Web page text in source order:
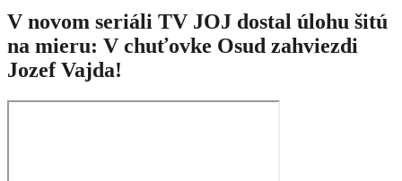
V novom seriáli TV JOJ dostal úlohu šitú
na mieru: V chuťovke Osud zahviezdi
Jozef Vajda!